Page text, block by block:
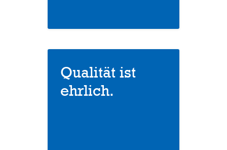
Qualität ist
ehrlich.